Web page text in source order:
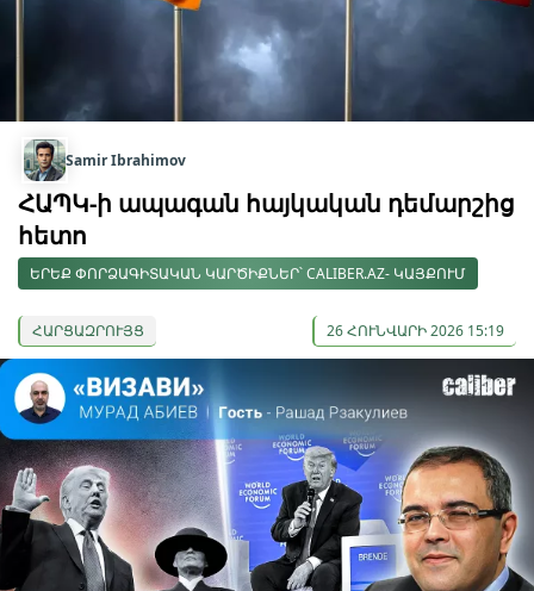
Samir Ibrahimov
ՀԱՊԿ-ի ապագան հայկական դեմարշից
հետո
ԵՐԵՔ ՓՈՐՁԱԳԻՏԱԿԱՆ ԿԱՐԾԻՔՆԵՐ՝ CALIBER.AZ- ԿԱՅՔՈՒՄ
ՀԱՐՑԱԶՐՈՒՅՑ 26 ՀՈՒՆՎԱՐԻ 2026 15:19